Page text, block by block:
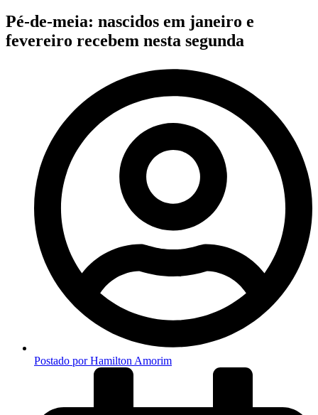
Pé-de-meia: nascidos em janeiro e
fevereiro recebem nesta segunda
Postado porHamilton Amorim